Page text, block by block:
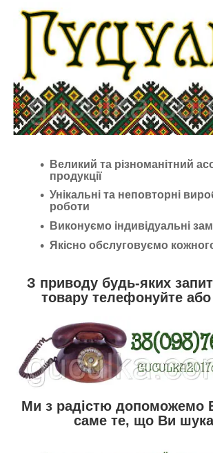
Великий та різноманітний
продукції
Унікальні та неповторні
роботи
Виконуємо індивідуальні
Якісно обслуговуємо
З приводу будь-яких
товару телефонуйте
Ми з радістю допоможемо
саме те, що Ви